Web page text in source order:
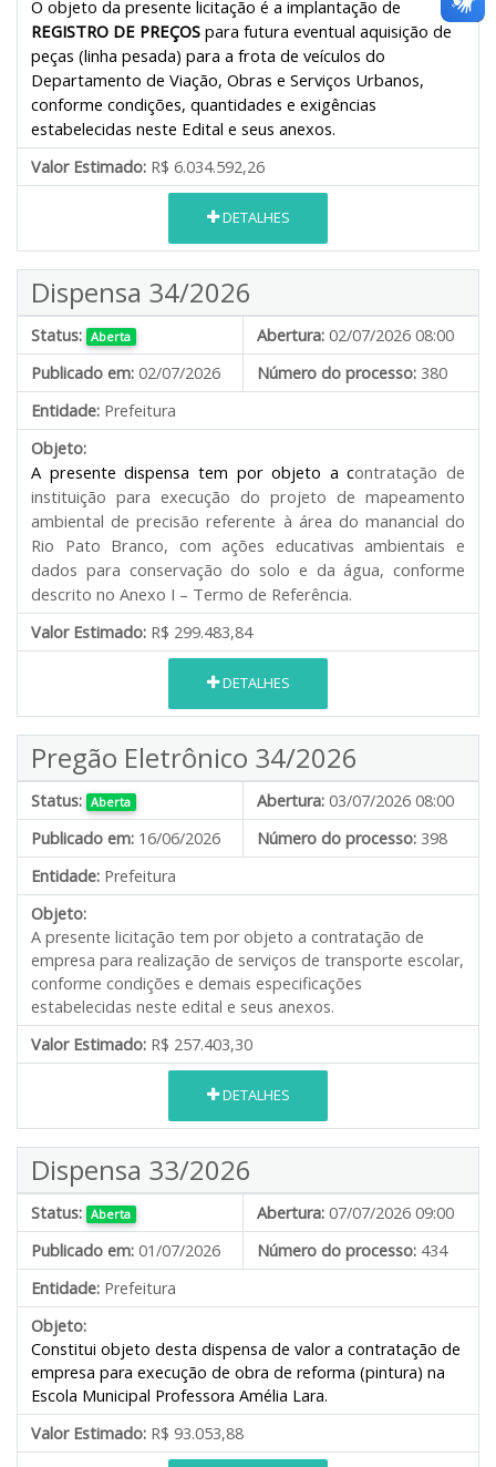
O objeto da presente licitação é a implantação de
REGISTRO DE PREÇOS para futura eventual aquisição de
peças (linha pesada) para a frota de veículos do
Departamento de Viação, Obras e Serviços Urbanos,
conforme condições, quantidades e exigências
estabelecidas neste Edital e seus anexos.
Valor Estimado: R$ 6.034.592,26
DETALHES
Dispensa 34/2026
Status: Aberta Abertura: 02/07/2026 08:00
Publicado em: 02/07/2026 Número do processo: 380
Entidade: Prefeitura
Objeto:
A presente dispensa tem por objeto a contratação de
instituição para execução do projeto de mapeamento
ambiental de precisão referente à área do manancial do
Rio Pato Branco, com ações educativas ambientais e
dados para conservação do solo e da água, conforme
descrito no Anexo I – Termo de Referência.
Valor Estimado: R$ 299.483,84
DETALHES
Pregão Eletrônico 34/2026
Status: Aberta Abertura: 03/07/2026 08:00
Publicado em: 16/06/2026 Número do processo: 398
Entidade: Prefeitura
Objeto:
A presente licitação tem por objeto a contratação de
empresa para realização de serviços de transporte escolar,
conforme condições e demais especificações
estabelecidas neste edital e seus anexos.
Valor Estimado: R$ 257.403,30
DETALHES
Dispensa 33/2026
Status: Aberta Abertura: 07/07/2026 09:00
Publicado em: 01/07/2026 Número do processo: 434
Entidade: Prefeitura
Objeto:
Constitui objeto desta dispensa de valor a contratação de
empresa para execução de obra de reforma (pintura) na
Escola Municipal Professora Amélia Lara.
Valor Estimado: R$ 93.053,88